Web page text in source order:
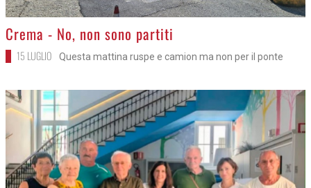
>
Crema - No, non sono partiti
15 LUGLIO Questa mattina ruspe e camion ma non per il ponte